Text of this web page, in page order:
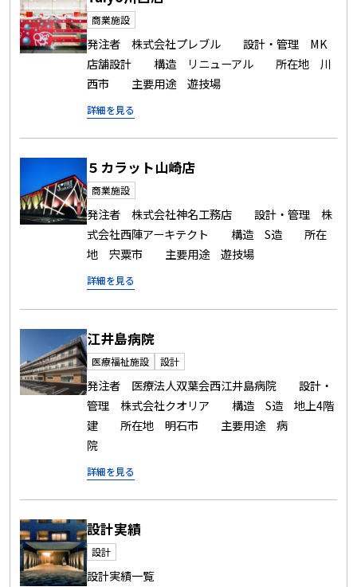
商業施設
発注者 株式会社プレブル 設計・管理 MK
店舗設計 構造 リニューアル 所在地 川
西市 主要用途 遊技場
詳細を見る
５カラット山崎店
商業施設
発注者 株式会社神名工務店 設計・管理 株
式会社西陣アーキテクト 構造 S造 所在
地 宍粟市 主要用途 遊技場
詳細を見る
江井島病院
医療福祉施設 設計
発注者 医療法人双葉会西江井島病院 設計・
管理 株式会社クオリア 構造 S造 地上4階
建 所在地 明石市 主要用途 病
院
詳細を見る
設計実績
設計
設計実績一覧